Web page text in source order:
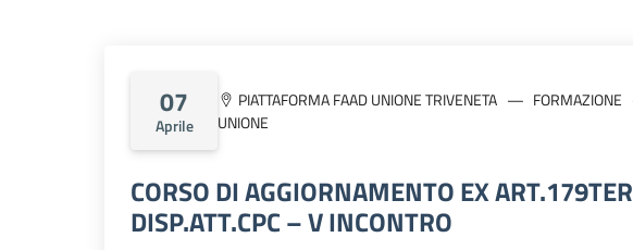
07
Aprile
PIATTAFORMA FAAD UNIONE TRIVENETA
FORMAZIONE
UNIONE
CORSO DI AGGIORNAMENTO EX ART.179TER
DISP.ATT.CPC – V INCONTRO